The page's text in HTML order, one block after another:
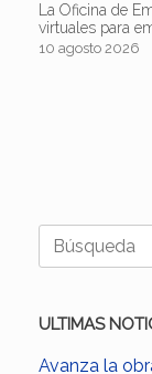
La Oficina de
virtuales para
10 agosto 2026
Buscar:
ULTIMAS
Avanza la